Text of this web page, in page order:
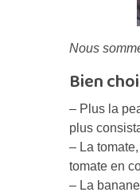
Nous
Bien
– Plus la
plus
– La
tomate en
– La